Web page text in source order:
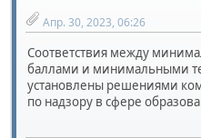
Апр. 30, 2023, 06:26
Соответствия между
баллами и минимальными
установлены решениями
по надзору в сфере